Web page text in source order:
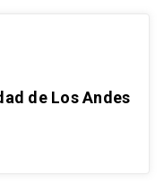
de Los Andes